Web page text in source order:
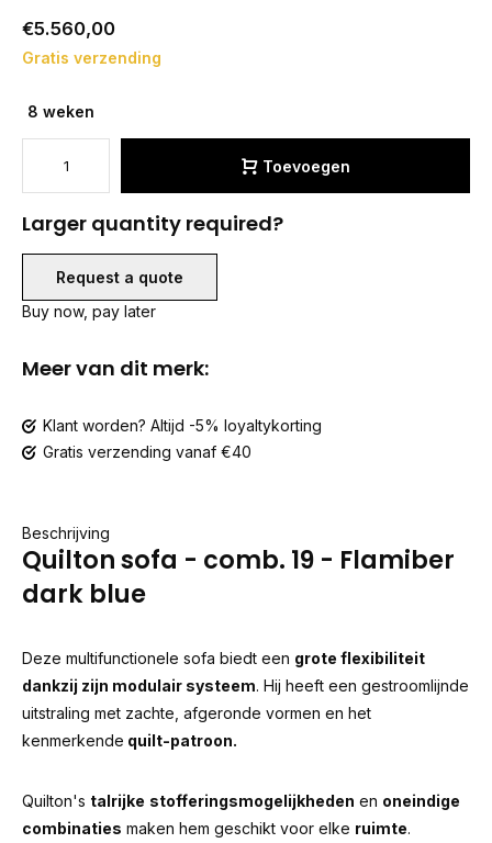
€5.560,00
Gratis verzending
8 weken
Toevoegen
Larger quantity required?
Request a quote
Buy now, pay later
Meer van dit merk:
Klant worden? Altijd -5% loyaltykorting
Gratis verzending vanaf €40
Beschrijving
Quilton sofa - comb. 19 - Flamiber
dark blue
Deze multifunctionele sofa biedt een grote flexibiliteit
dankzij zijn modulair systeem. Hij heeft een gestroomlijnde
uitstraling met zachte, afgeronde vormen en het
kenmerkende quilt-patroon.
Quilton's talrijke stofferingsmogelijkheden en oneindige
combinaties maken hem geschikt voor elke ruimte.